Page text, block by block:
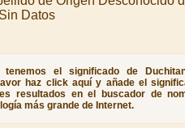
Sin Datos
tenemos el significado de
haz click aquí y añade el
resultados en el buscador de
más grande de Internet.